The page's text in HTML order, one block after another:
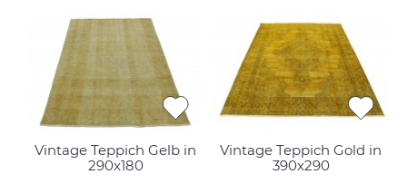
Vintage Teppich Gelb in
290x180
Vintage Teppich Gold in
390x290